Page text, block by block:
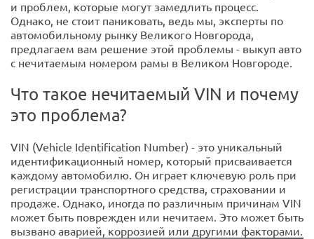
и проблем, которые могут замедлить процесс.
Однако, не стоит паниковать, ведь мы, эксперты по
автомобильному рынку Великого Новгорода,
предлагаем вам решение этой проблемы - выкуп авто
с нечитаемым номером рамы в Великом Новгороде.
Что такое нечитаемый VIN и почему
это проблема?
VIN (Vehicle Identification Number) - это уникальный
идентификационный номер, который присваивается
каждому автомобилю. Он играет ключевую роль при
регистрации транспортного средства, страховании и
продаже. Однако, иногда по различным причинам VIN
может быть поврежден или нечитаем. Это может быть
вызвано аварией, коррозией или другими факторами.